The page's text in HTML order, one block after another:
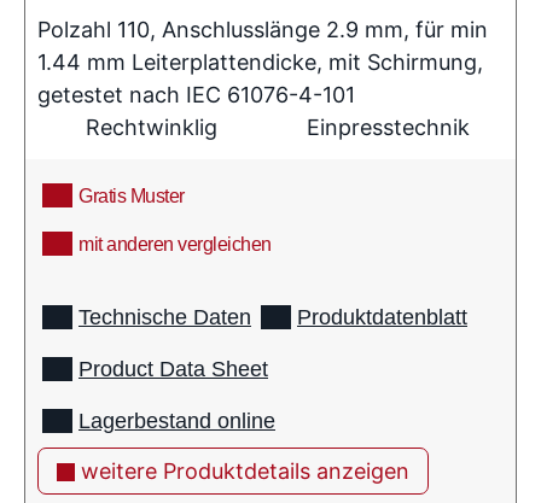
Polzahl 110, Anschlusslänge 2.9 mm, für min
1.44 mm Leiterplattendicke, mit Schirmung,
getestet nach IEC 61076-4-101
Rechtwinklig
Einpresstechnik
Gratis Muster
mit anderen vergleichen
Technische Daten Produktdatenblatt
Product Data Sheet
Lagerbestand online
weitere Produktdetails anzeigen